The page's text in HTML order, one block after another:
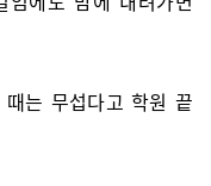
는 무섭다고 학원 끝